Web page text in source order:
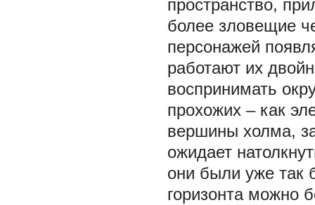
пространство,
более зловещие
персонажей
работают их
воспринимать
прохожих – как
вершины холма,
ожидает
они были уже так
горизонта можно